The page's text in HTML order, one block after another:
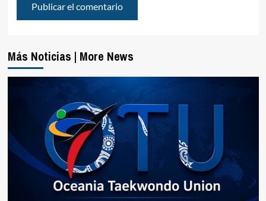
Más Noticias | More News